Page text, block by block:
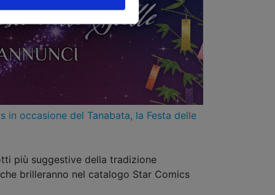
in occasione del Tanabata, la Festa delle
più suggestive della tradizione
brilleranno nel catalogo Star Comics